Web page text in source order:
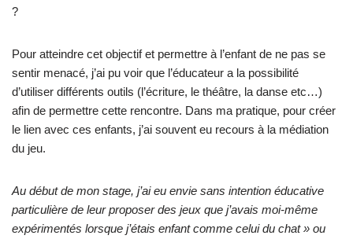
?
Pour atteindre cet objectif et permettre à l’enfant de ne pas se
sentir menacé, j’ai pu voir que l’éducateur a la possibilité
d’utiliser différents outils (l’écriture, le théâtre, la danse etc…)
afin de permettre cette rencontre. Dans ma pratique, pour créer
le lien avec ces enfants, j’ai souvent eu recours à la médiation
du jeu.
Au début de mon stage, j’ai eu envie sans intention éducative
particulière de leur proposer des jeux que j’avais moi-même
expérimentés lorsque j’étais enfant comme celui du chat » ou